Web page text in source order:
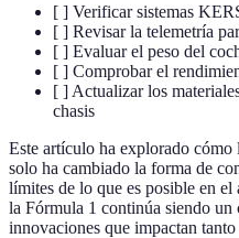
[ ] Verificar sistemas
[ ] Revisar la telemetría
[ ] Evaluar el peso del
[ ] Comprobar el
[ ] Actualizar los
chasis
Este artículo ha explorado
solo ha cambiado la forma de
límites de lo que es posible en
la Fórmula 1 continúa siendo un
innovaciones que impactan